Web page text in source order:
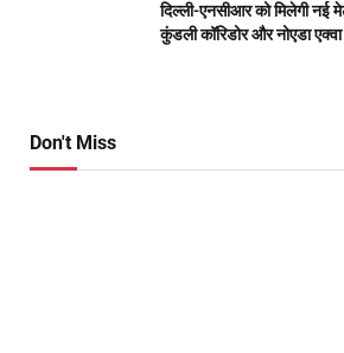
दिल्ली-एनसीआर को मिलेगी नई
कुंडली कॉरिडोर और नोएडा
Don't Miss